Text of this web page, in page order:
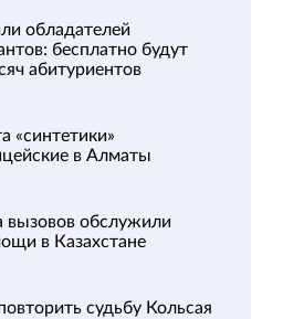
обладателей
бесплатно будут
абитуриентов
«синтетики»
в Алматы
обслужили
в Казахстане
судьбу Кольсая